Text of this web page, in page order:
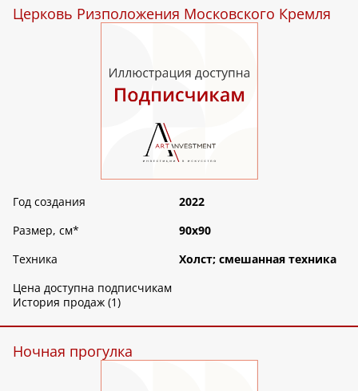
Церковь Ризположения Московского Кремля
Год создания
2022
Размер, см*
90х90
Техника
Холст; смешанная техника
Цена доступна подписчикам
История продаж (1)
Ночная прогулка